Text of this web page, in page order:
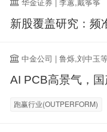
新股覆盖研究：频
中金公司 | 鲁烁,刘中玉
AI PCB高景气，
跑赢行业(OUTPERFORM)